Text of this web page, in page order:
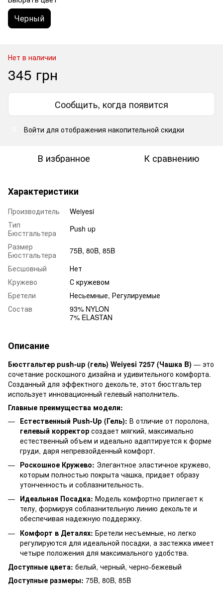
Черный
Нет в наличии
345 грн
Сообщить, когда появится
Войти для отображения накопительной скидки
В избранное К сравнению
Характеристики
Производитель
Weiyesi
Тип
Бюстгальтера
Push up
Размер
Бюстгальтера
75B, 80B, 85B
Бесшовный
Нет
Кружево
С кружевом
Бретели
Несьемные, Регулируемые
Состав
93% NYLON
7% ELASTAN
Описание
Бюстгальтер push-up (гель) Weiyesi 7257 (Чашка B) — это
сочетание роскошного дизайна и удивительного комфорта.
Созданный для эффектного декольте, этот бюстгальтер
использует инновационный гелевый наполнитель.
Главные преимущества модели:
Естественный Push-Up (Гель): В отличие от поролона,
гелевый корректор создает мягкий, максимально
естественный объем и идеально адаптируется к форме
груди, даря непревзойденный комфорт.
Роскошное Кружево: Элегантное эластичное кружево,
которым полностью покрыта чашка, придает образу
утонченность и соблазнительность.
Идеальная Посадка: Модель комфортно прилегает к
телу, формируя соблазнительную линию декольте и
обеспечивая надежную поддержку.
Комфорт в Деталях: Бретели несъемные, но легко
регулируются для идеальной посадки, а застежка имеет
четыре положения для максимального удобства.
Доступные цвета: белый, черный, черно-бежевый
Доступные размеры: 75B, 80B, 85B